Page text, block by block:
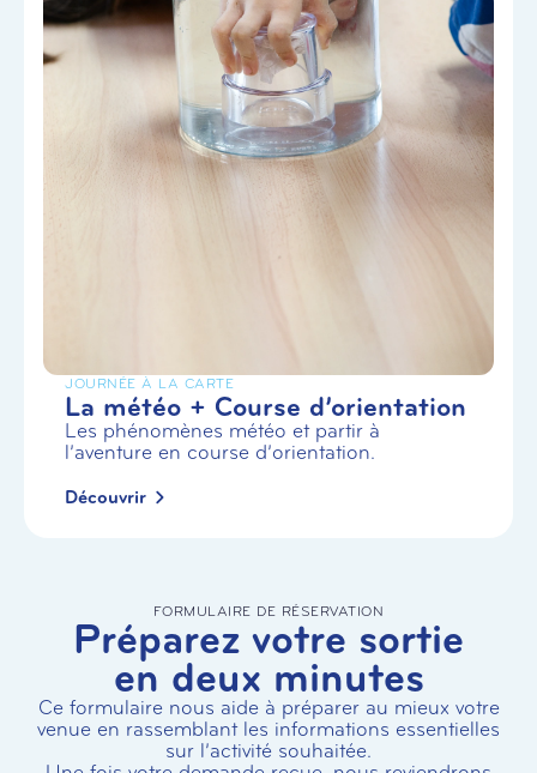
JOURNÉE À LA CARTE
La météo + Course d’orientation
Les phénomènes météo et partir à
l’aventure en course d’orientation.
Découvrir
FORMULAIRE DE RÉSERVATION
Préparez votre sortie
en deux minutes
Ce formulaire nous aide à préparer au mieux votre
venue en rassemblant les informations essentielles
sur l’activité souhaitée.